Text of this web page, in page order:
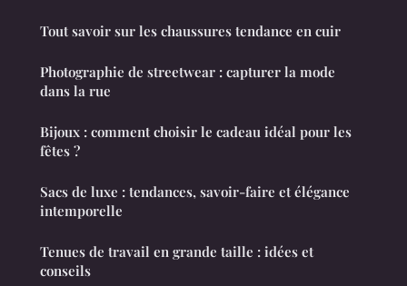
Tout savoir sur les chaussures tendance en cuir
Photographie de streetwear : capturer la mode
dans la rue
Bijoux : comment choisir le cadeau idéal pour les
fêtes ?
Sacs de luxe : tendances, savoir-faire et élégance
intemporelle
Tenues de travail en grande taille : idées et
conseils